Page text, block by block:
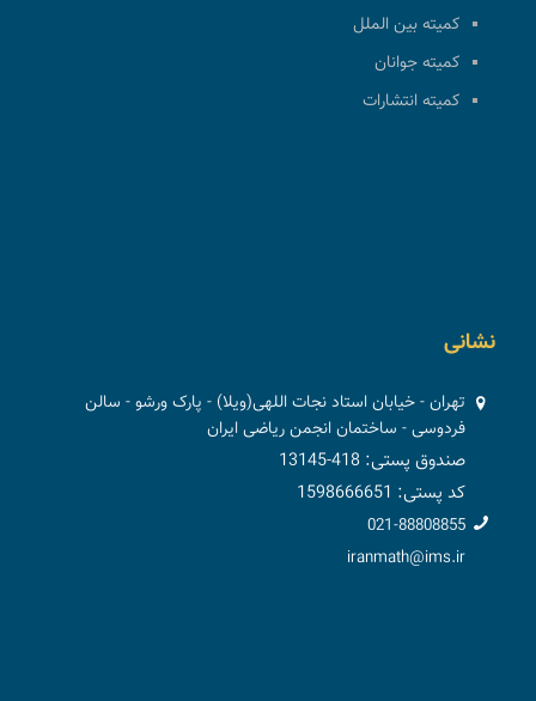
کمیته بین الملل
کمیته جوانان
کمیته انتشارات
نشانی
تهران - خیابان استاد نجات اللهی(ویلا) - پارک ورشو - سالن
فردوسی - ساختمان انجمن ریاضی ایران
صندوق پستی: 418-13145
کد پستی: 1598666651
021-88808855
iranmath@ims.ir